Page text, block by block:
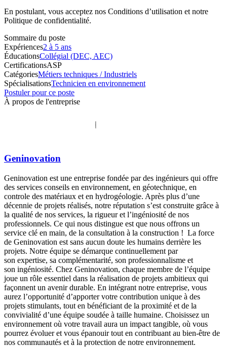
En postulant, vous acceptez nos Conditions d’utilisation et notre
Politique de confidentialité.
Sommaire du poste
Expériences2 à 5 ans
ÉducationsCollégial (DEC, AEC)
CertificationsASP
CatégoriesMétiers techniques / Industriels
SpécialisationsTechnicien en environnement
Postuler pour ce poste
À propos de l'entreprise
Geninovation
Geninovation est une entreprise fondée par des ingénieurs qui offre
des services conseils en environnement, en géotechnique, en
controle des matériaux et en hydrogéologie. Après plus d’une
décennie de projets réalisés, notre réputation s’est construite grâce à
la qualité de nos services, la rigueur et l’ingéniosité de nos
professionnels. Ce qui nous distingue est que nous offrons un
service clé en main, de la consultation à la construction ! La force
de Geninovation est sans aucun doute les humains derrière les
projets. Notre équipe se démarque continuellement par
son expertise, sa complémentarité, son professionnalisme et
son ingéniosité. Chez Geninovation, chaque membre de l’équipe
joue un rôle essentiel dans la réalisation de projets ambitieux qui
façonnent un avenir durable. En intégrant notre entreprise, vous
aurez l’opportunité d’apporter votre contribution unique à des
projets stimulants, tout en bénéficiant de la proximité et de la
convivialité d’une équipe soudée à taille humaine. Choisissez un
environnement où votre travail aura un impact tangible, où vous
pourrez évoluer et vous épanouir tout en contribuant au bien-être de
nos communautés et à la protection de notre environnement.